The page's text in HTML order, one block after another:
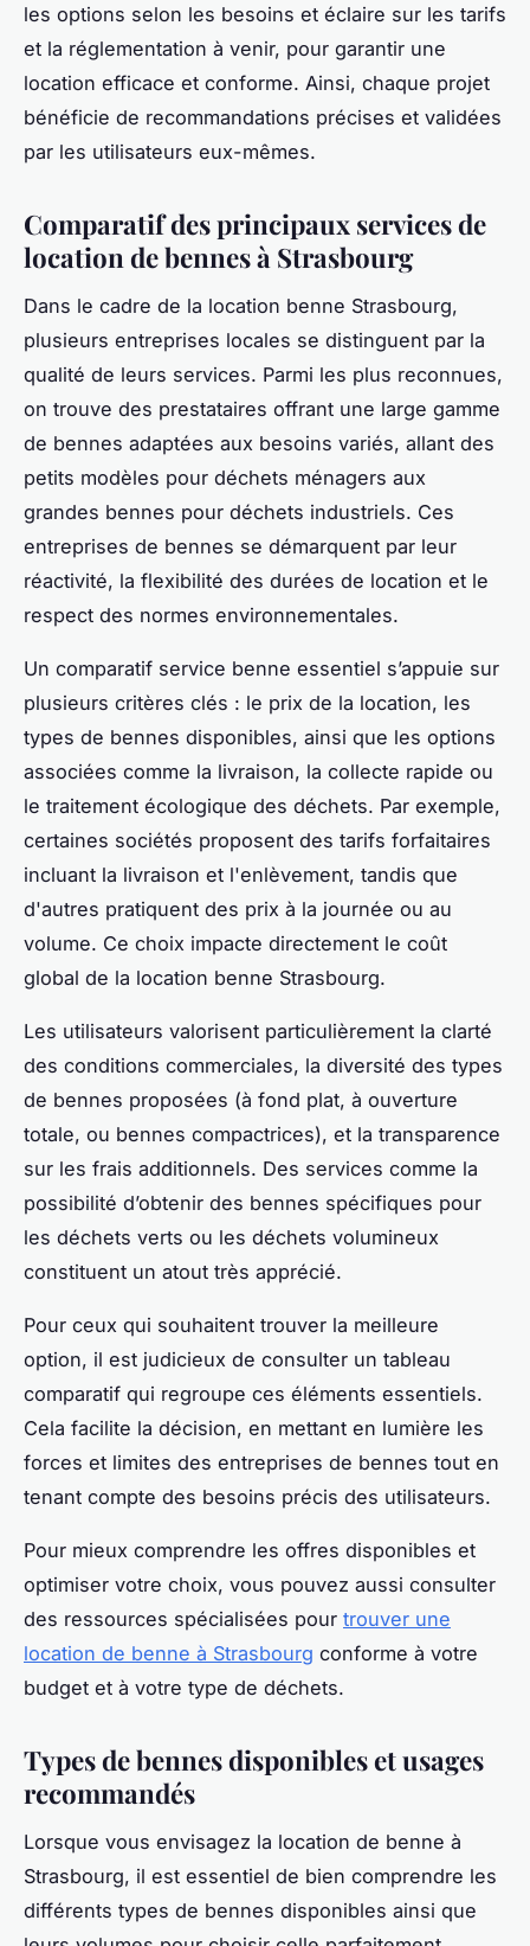
les options selon les besoins et éclaire sur les tarifs
et la réglementation à venir, pour garantir une
location efficace et conforme. Ainsi, chaque projet
bénéficie de recommandations précises et validées
par les utilisateurs eux-mêmes.
Comparatif des principaux services de
location de bennes à Strasbourg
Dans le cadre de la location benne Strasbourg,
plusieurs entreprises locales se distinguent par la
qualité de leurs services. Parmi les plus reconnues,
on trouve des prestataires offrant une large gamme
de bennes adaptées aux besoins variés, allant des
petits modèles pour déchets ménagers aux
grandes bennes pour déchets industriels. Ces
entreprises de bennes se démarquent par leur
réactivité, la flexibilité des durées de location et le
respect des normes environnementales.
Un comparatif service benne essentiel s’appuie sur
plusieurs critères clés : le prix de la location, les
types de bennes disponibles, ainsi que les options
associées comme la livraison, la collecte rapide ou
le traitement écologique des déchets. Par exemple,
certaines sociétés proposent des tarifs forfaitaires
incluant la livraison et l'enlèvement, tandis que
d'autres pratiquent des prix à la journée ou au
volume. Ce choix impacte directement le coût
global de la location benne Strasbourg.
Les utilisateurs valorisent particulièrement la clarté
des conditions commerciales, la diversité des types
de bennes proposées (à fond plat, à ouverture
totale, ou bennes compactrices), et la transparence
sur les frais additionnels. Des services comme la
possibilité d’obtenir des bennes spécifiques pour
les déchets verts ou les déchets volumineux
constituent un atout très apprécié.
Pour ceux qui souhaitent trouver la meilleure
option, il est judicieux de consulter un tableau
comparatif qui regroupe ces éléments essentiels.
Cela facilite la décision, en mettant en lumière les
forces et limites des entreprises de bennes tout en
tenant compte des besoins précis des utilisateurs.
Pour mieux comprendre les offres disponibles et
optimiser votre choix, vous pouvez aussi consulter
des ressources spécialisées pour trouver une
location de benne à Strasbourg conforme à votre
budget et à votre type de déchets.
Types de bennes disponibles et usages
recommandés
Lorsque vous envisagez la location de benne à
Strasbourg, il est essentiel de bien comprendre les
différents types de bennes disponibles ainsi que